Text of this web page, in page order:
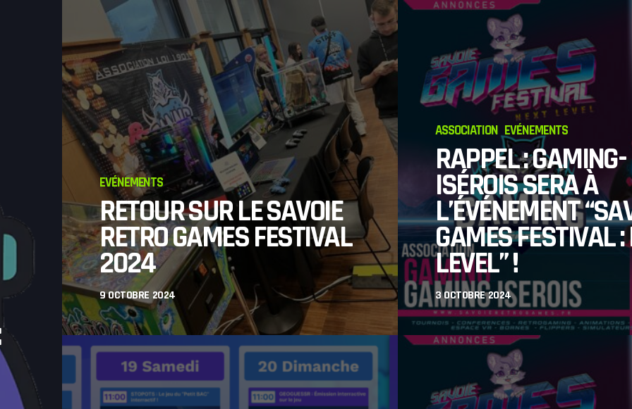
2025 À
ISEROIS !
GAMING
INFORMATIONS
JEUX
DÉCOUVREZ
DJOBI.ORG ET SES
SERVICES !
EVÉNEMENTS
RETOUR SUR LE SAVOIE
RETRO GAMES FESTIVAL
2024
9 OCTOBRE 2024
ASSOCIATION EVÉNEMENTS
RAPPEL : GAMING-
ISÉROIS SERA À
L’ÉVÉNEMENT
GAMES FESTIVAL :
LEVEL” !
3 OCTOBRE 2024